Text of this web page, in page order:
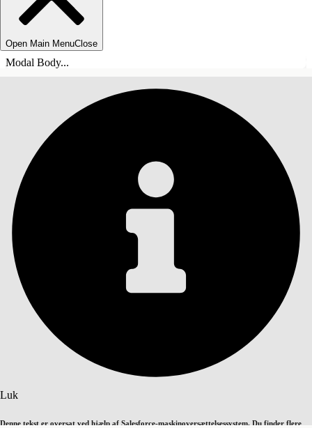
Open Main MenuClose
Modal Body...
Luk
Denne tekst er oversat ved hjælp af Salesforce-maskinoversættelsessystem. Du finder flere
INDHOLD